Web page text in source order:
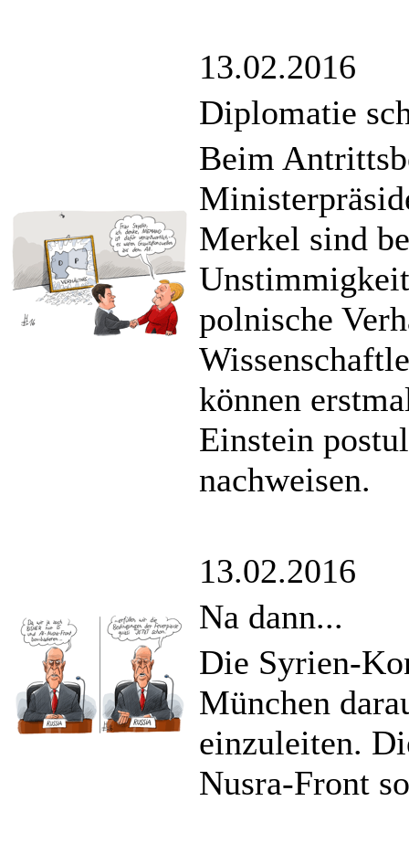
13.02.2016
Diplomatie
Beim
Merkel sind
polnische
können
Einstein
nachweisen.
13.02.2016
Na dann...
Die Syrien-
München
einzuleiten.
Nusra-Front